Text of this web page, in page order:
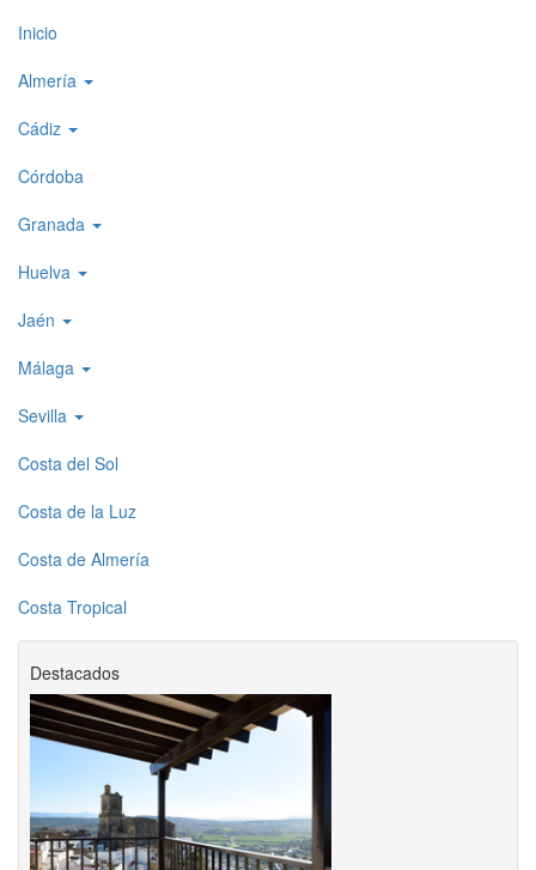
Top
level
1
Inicio
Almería
Cádiz
Córdoba
Granada
Huelva
Jaén
Málaga
Sevilla
Costa del Sol
Costa de la Luz
Costa de Almería
Costa Tropical
Destacados